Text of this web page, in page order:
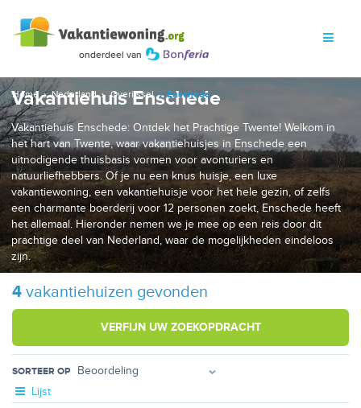
Home Nederland Overijssel Enschede
Vakantiehuis Enschede
Vakantiehuis Enschede: Ontdek het Prachtige Twente! Welkom in
het hart van Twente, waar vakantiehuisjes in Enschede een
uitnodigende thuisbasis vormen voor avonturiers en
natuurliefhebbers. Of je nu een knus huisje, een luxe
vakantiewoning, een vakantiehuisje voor het hele gezin, of zelfs
een charmante boerderij voor 12 personen zoekt, Enschede heeft
het allemaal. Hieronder nemen we je mee op een reis door dit
prachtige deel van Nederland, waar de mogelijkheden eindeloos
zijn.
4 vakantiehuizen gevonden
VERFIJN UW ZOEKOPDRACHT
SORTEER OP
Lijst